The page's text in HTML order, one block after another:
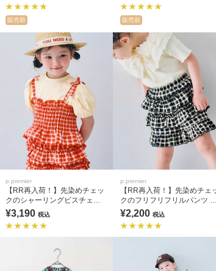
販売前 販売前
p.premier
【RR再入荷！】先染めチェッ
クのシャーリングビスチェ＆
トップスセット リンク セット
アップ可
¥3,190 税込
p.premier
【RR再入荷！】先染めチェ
クのフリフリフリルパンツ リ
ンク セットアップ可
¥2,200 税込